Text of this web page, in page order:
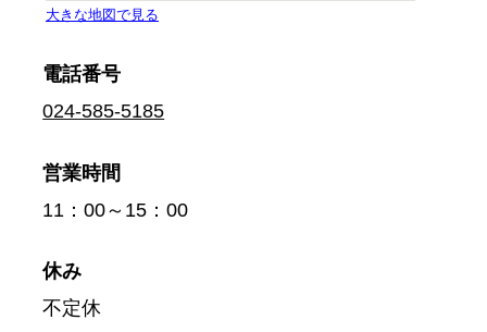
電話番号
024-585-5185
営業時間
11：00～15：00
休み
不定休